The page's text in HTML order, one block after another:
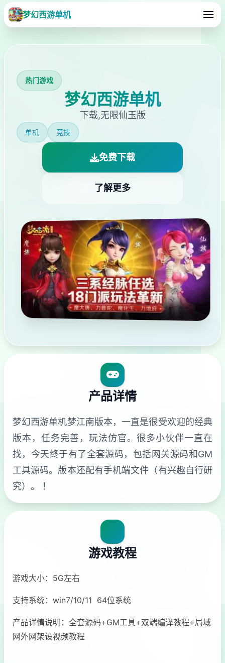
梦幻西游单机
热门游戏
梦幻西游单机
下载,无限仙玉版
单机 竞技
免费下载
了解更多
产品详情
梦幻西游单机梦江南版本，一直是很受欢迎的经典
版本，任务完善，玩法仿官。很多小伙伴一直在
找，今天终于有了全套源码，包括网关源码和GM
工具源码。版本还配有手机端文件（有兴趣自行研
究）。 ！
游戏教程
游戏大小：5G左右
支持系统：win7/10/11 64位系统
产品详情说明：全套源码+GM工具+双端编译教程+局域
网外网架设视频教程